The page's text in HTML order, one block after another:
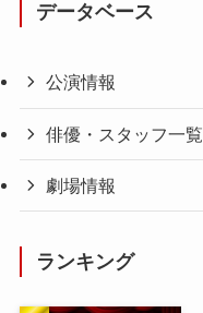
データベース
公演情報
俳優・スタッフ一覧
劇場情報
ランキング